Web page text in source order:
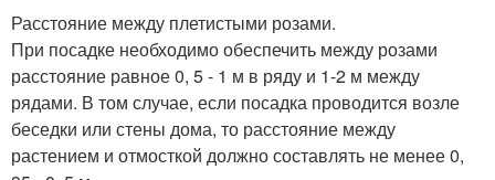
Расстояние между плетистыми розами.
При посадке необходимо обеспечить между розами
расстояние равное 0, 5 - 1 м в ряду и 1-2 м между
рядами. В том случае, если посадка проводится возле
беседки или стены дома, то расстояние между
растением и отмосткой должно составлять не менее 0,